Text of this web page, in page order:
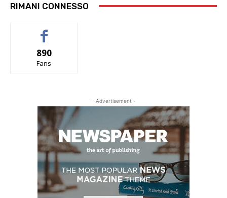
RIMANI CONNESSO
890
Fans
- Advertisement -